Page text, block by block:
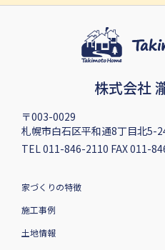
株式会社
〒003-0029
札幌市白石区平和通8丁目北5-
TEL 011-846-2110 FAX 011-
家づくりの特徴
施工事例
土地情報